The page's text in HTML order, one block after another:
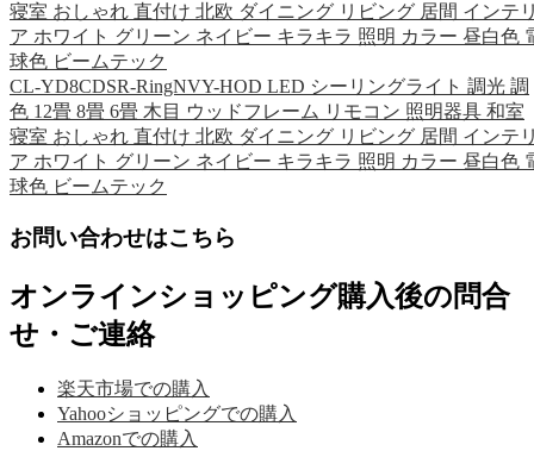
寝室 おしゃれ 直付け 北欧 ダイニング リビング 居間 インテ
ア ホワイト グリーン ネイビー キラキラ 照明 カラー 昼白色
球色 ビームテック
CL-YD8CDSR-RingNVY-HOD LED シーリングライト 調光 調
色 12畳 8畳 6畳 木目 ウッドフレーム リモコン 照明器具 和室
寝室 おしゃれ 直付け 北欧 ダイニング リビング 居間 インテ
ア ホワイト グリーン ネイビー キラキラ 照明 カラー 昼白色
球色 ビームテック
お問い合わせはこちら
オンラインショッピング購入後の問合
せ・ご連絡
楽天市場での購入
Yahooショッピングでの購入
Amazonでの購入